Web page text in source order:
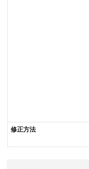
修正方法